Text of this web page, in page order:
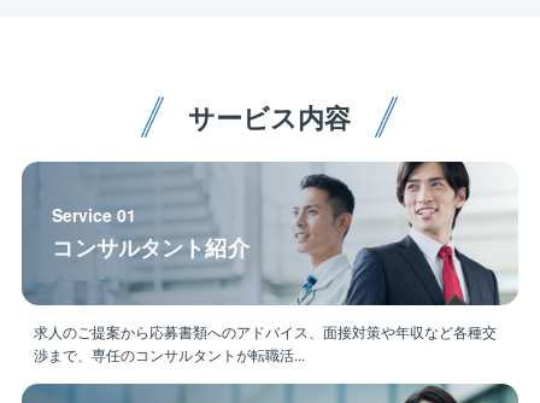
サービス内容
Service 01
コンサルタント紹介
求人のご提案から応募書類へのアドバイス、面接対策や年収など各種交
渉まで、専任のコンサルタントが転職活...